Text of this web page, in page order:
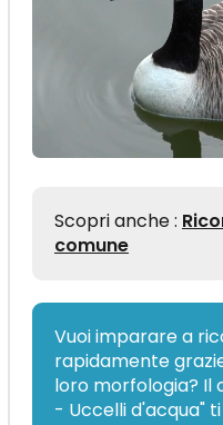
Scopri anche :
comune
Vuoi imparare a
rapidamente
loro morfologia? Il
- Uccelli d'acqua"